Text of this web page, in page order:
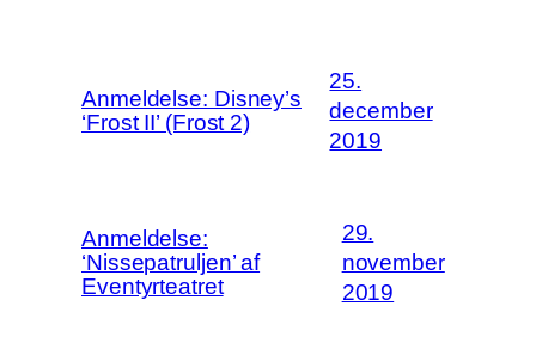
Anmeldelse: Disney’s
‘Frost II’ (Frost 2)
25.
december
2019
Anmeldelse:
‘Nissepatruljen’ af
Eventyrteatret
29.
november
2019